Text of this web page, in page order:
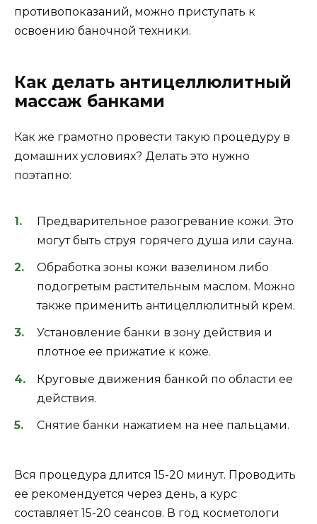
противопоказаний, можно приступать к
освоению баночной техники.
Как делать антицеллюлитный
массаж банками
Как же грамотно провести такую процедуру в
домашних условиях? Делать это нужно
поэтапно:
Предварительное разогревание кожи. Это
могут быть струя горячего душа или сауна.
Обработка зоны кожи вазелином либо
подогретым растительным маслом. Можно
также применить антицеллюлитный крем.
Установление банки в зону действия и
плотное ее прижатие к коже.
Круговые движения банкой по области ее
действия.
Снятие банки нажатием на неё пальцами.
Вся процедура длится 15-20 минут. Проводить
ее рекомендуется через день, а курс
составляет 15-20 сеансов. В год косметологи